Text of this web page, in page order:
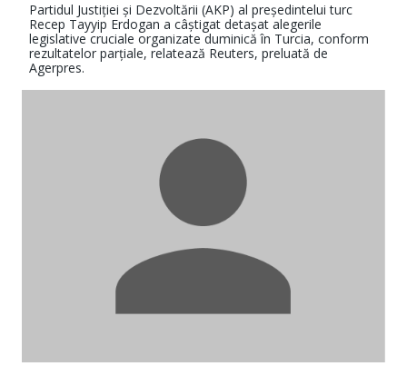
Partidul Justiției și Dezvoltării (AKP) al președintelui turc
Recep Tayyip Erdogan a câștigat detașat alegerile
legislative cruciale organizate duminică în Turcia, conform
rezultatelor parțiale, relatează Reuters, preluată de
Agerpres.